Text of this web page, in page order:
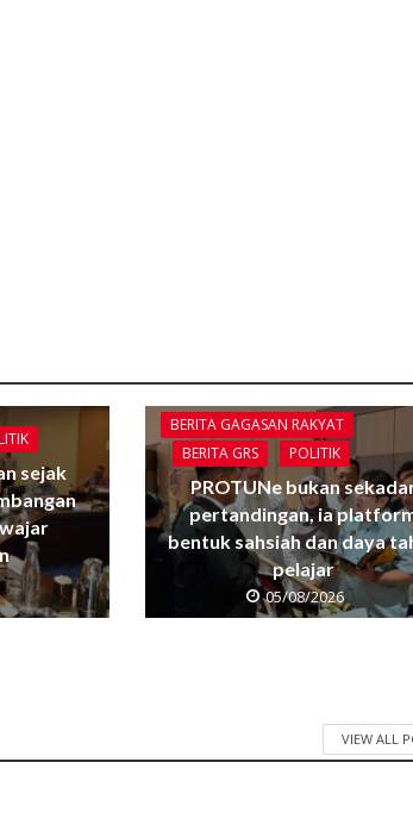
sejak
BERITA GAGASAN RAKYAT
BERITA GRS
POLITIK
PROTUNe bukan
pertandingan, ia
bentuk sahsiah dan daya
pelajar
05/08/2026
VIEW ALL